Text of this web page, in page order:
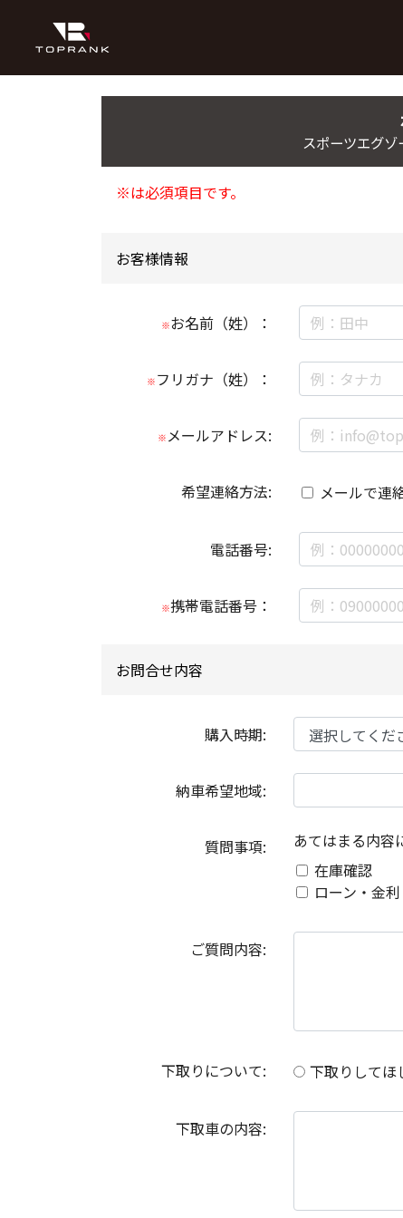
スポーツエグ
※は必須項目です。
お客様情報
※お名前（姓）：
※ フリガナ（姓）：
※ メールアドレス:
希望連絡方法: メールで連
電話番号:
※携帯電話番号：
お問合せ内容
購入時期:
納車希望地域:
質問事項: あてはまる内容
在庫確認
ローン・金利
ご質問内容:
下取りについて: 下取りしてほ
下取車の内容: